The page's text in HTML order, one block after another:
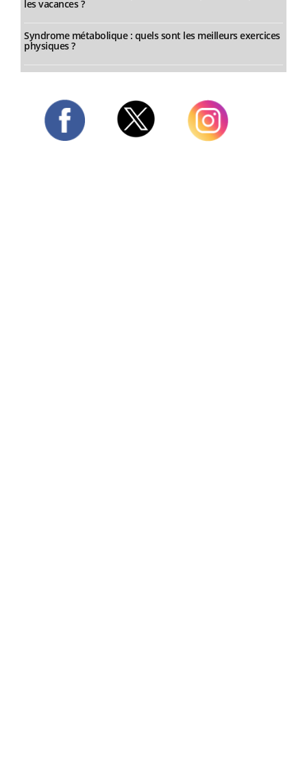
les vacances ?
Syndrome métabolique : quels sont les meilleurs exercices
physiques ?